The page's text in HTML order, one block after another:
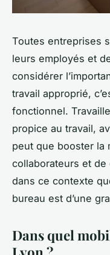
Toutes entreprises
leurs employés et
considérer
travail approprié,
fonctionnel.
propice au travail,
peut que booster la
collaborateurs et de
dans ce contexte
bureau est d’une
Dans quel